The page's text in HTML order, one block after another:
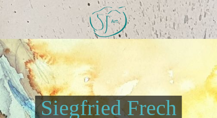
Siegfried Frech